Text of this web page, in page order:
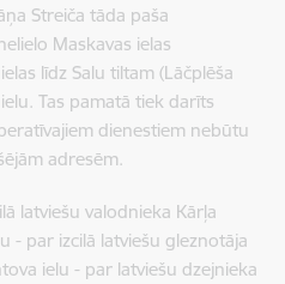
Streiča tāda paša
Maskavas ielas
līdz Salu tiltam (Lāčplēša
Tas pamatā tiek darīts
dienestiem nebūtu
adresēm.
latviešu valodnieka Kārļa
- par izcilā latviešu gleznotāja
ielu - par latviešu dzejnieka